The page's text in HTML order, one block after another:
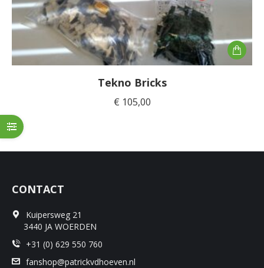
Tekno Bricks
€ 105,00
CONTACT
Kuipersweg 21
3440 JA WOERDEN
+31 (0) 629 550 760
fanshop@patrickvdhoeven.nl